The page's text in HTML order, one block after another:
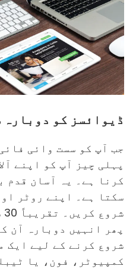
ڈیوائسز کو
جب آپ کو سست وائی
پہلی چیز آپ کو اپنے
کرنا ہے۔ یہ آسان قدم
سکتا ہے۔ اپنے روٹر
پھر انہیں دوبارہ آن
شروع کرنے کے لیے ایک
کمپیوٹر، فون، یا